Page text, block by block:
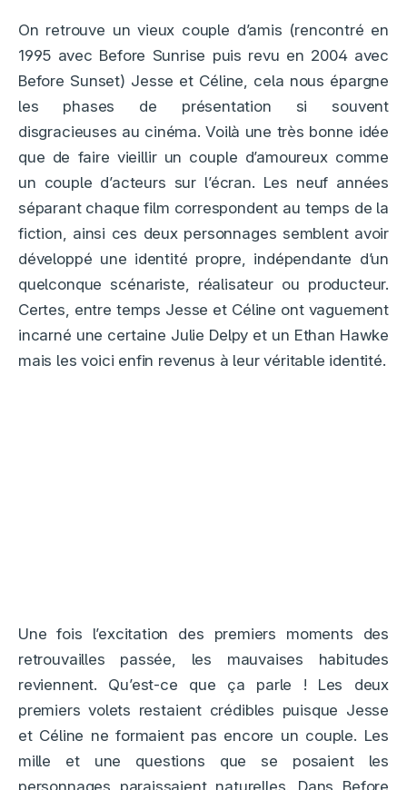
On retrouve un vieux couple d’amis (rencontré en
1995 avec Before Sunrise puis revu en 2004 avec
Before Sunset) Jesse et Céline, cela nous épargne
les phases de présentation si souvent
disgracieuses au cinéma. Voilà une très bonne idée
que de faire vieillir un couple d’amoureux comme
un couple d’acteurs sur l’écran. Les neuf années
séparant chaque film correspondent au temps de la
fiction, ainsi ces deux personnages semblent avoir
développé une identité propre, indépendante d’un
quelconque scénariste, réalisateur ou producteur.
Certes, entre temps Jesse et Céline ont vaguement
incarné une certaine Julie Delpy et un Ethan Hawke
mais les voici enfin revenus à leur véritable identité.
Une fois l’excitation des premiers moments des
retrouvailles passée, les mauvaises habitudes
reviennent. Qu’est-ce que ça parle ! Les deux
premiers volets restaient crédibles puisque Jesse
et Céline ne formaient pas encore un couple. Les
mille et une questions que se posaient les